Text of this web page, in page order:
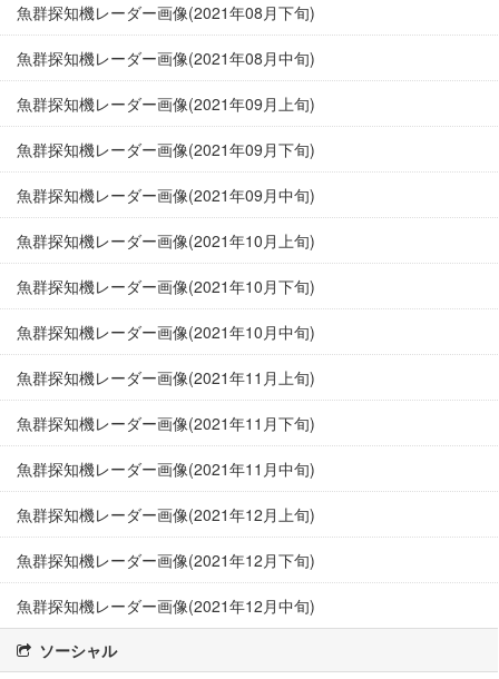
魚群探知機レーダー画像(2021年08月下旬)
魚群探知機レーダー画像(2021年08月中旬)
魚群探知機レーダー画像(2021年09月上旬)
魚群探知機レーダー画像(2021年09月下旬)
魚群探知機レーダー画像(2021年09月中旬)
魚群探知機レーダー画像(2021年10月上旬)
魚群探知機レーダー画像(2021年10月下旬)
魚群探知機レーダー画像(2021年10月中旬)
魚群探知機レーダー画像(2021年11月上旬)
魚群探知機レーダー画像(2021年11月下旬)
魚群探知機レーダー画像(2021年11月中旬)
魚群探知機レーダー画像(2021年12月上旬)
魚群探知機レーダー画像(2021年12月下旬)
魚群探知機レーダー画像(2021年12月中旬)
ソーシャル